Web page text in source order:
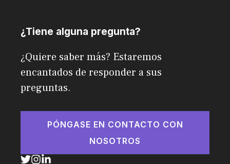
¿Tiene alguna pregunta?
¿Quiere saber más? Estaremos
encantados de responder a sus
preguntas.
PÓNGASE EN CONTACTO CON
NOSOTROS